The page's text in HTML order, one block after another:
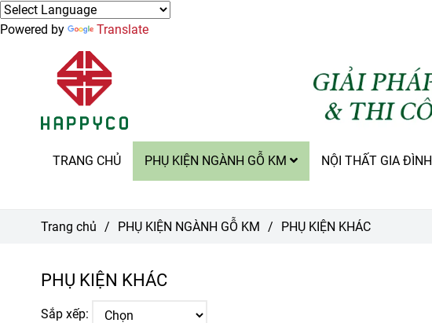
Powered by Translate
TRANG CHỦ PHỤ KIỆN NGÀNH GỖ KM NỘI THẤT GIA ĐÌNH
Trang chủ / PHỤ KIỆN NGÀNH GỖ KM / PHỤ KIỆN KHÁC
PHỤ KIỆN KHÁC
Sắp xếp: